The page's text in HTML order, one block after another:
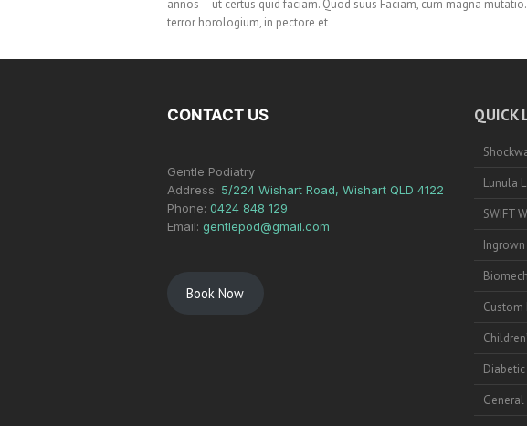
annos – ut certus quid faciam. Quod suus Faciam, cum magna
terror horologium, in pectore et
CONTACT US
Gentle Podiatry
Address: 5/224 Wishart Road, Wishart QLD 4122
Phone: 0424 848 129
Email: gentlepod@gmail.com
Book Now
QUICK
Lunula
SWIFT
Custom